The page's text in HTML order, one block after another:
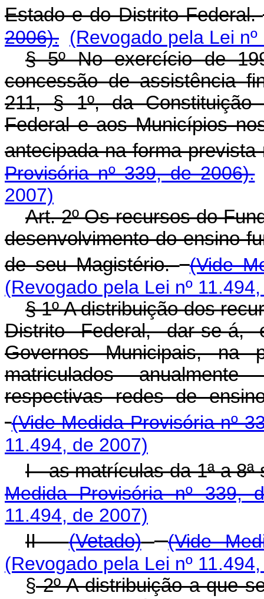
Estado e do Distrito Federal.
2006). (Revogado pela Lei
§ 5º No exercício de
concessão de assistência
211, § 1º, da
Federal e aos Municípios
antecipada na forma
Provisória nº 339, de 2006).
2007)
Art. 2º Os recursos do
desenvolvimento do ensino
de seu Magistério. (Vide
(Revogado pela Lei nº
§ 1º A distribuição dos
Distrito Federal, dar-se-
Governos Municipais, na
matriculados
respectivas redes de
(Vide Medida Provisória nº
11.494, de 2007)
I - as matrículas da 1ª a
Medida Provisória nº 339,
11.494, de 2007)
II -(Vetado)
(Vide
(Revogado pela Lei nº
§2º A distribuição a que